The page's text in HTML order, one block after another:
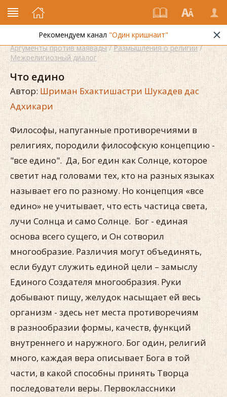
Рекомендуем канал "Один кришнаит"
Аргументы против маявады/Размышления о религии/
Межрелигиозный диалог
Что едино
Автор: Шриман Бхактишастри Шукадев дас
Адхикари
Философы, напуганные противоречиями в
религиях, породили философскую концепцию -
"все едино". Да, Бог един как Солнце, которое
светит над головами тех, кто на разных языках
называет его по разному. Но концепция «все
едино» не учитывает, что есть частица света,
лучи Солнца и само Солнце. Бог - единая
основа всего сущего, и Он сотворил
многообразие. Различия могут объединять,
если будут служить единой цели – замыслу
Единого Создателя многообразия. Руки
добывают пищу, желудок насыщает ей весь
организм - здесь нет места противоречиям
в разнообразии формы, качеств, функций
внутреннего и наружного. Бог один, религий
много, каждая вера описывает Бога в той
части, в какой способны принять Творца
последователи веры. Первоклассники